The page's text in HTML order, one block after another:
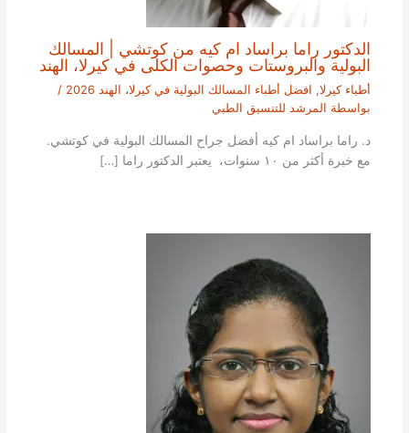
الدكتور راما براساد ام كيه من كوتشي | المسالك
البولية والبروستات وحصوات الكلى في كيرلا، الهند
أطباء كيرلا, افضل أطباء المسالك البولية في كيرلا، الهند 2026
/
بواسطة المرشد للتنسيق الطبي
د. راما براساد ام كيه أفضل جراح المسالك البولية في كوتشي.
مع خبرة أكثر من ١٠ سنوات، يعتبر الدكتور راما […]